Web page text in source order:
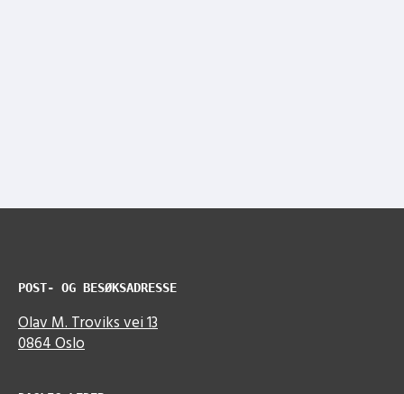
POST- OG BESØKSADRESSE
Olav M. Troviks vei 13
0864 Oslo